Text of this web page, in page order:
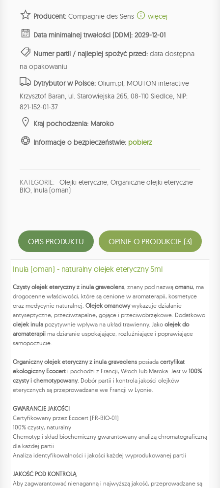
Producent: Compagnie des Sens więcej
Data minimalnej trwałości (DDM): 2029-12-01
Numer partii / najlepiej spożyć przed: data dostępna
na opakowaniu
Dytrybutor w Polsce: Olium.pl, MOUTON interactive
Krzysztof Baran, ul. Starowiejska 265, 08-110 Siedlce, NIP:
821-152-01-37
Kraj pochodzenia: Maroko
Informacje o bezpieczeństwie: pobierz
KATEGORIE: Olejki eteryczne, Organiczne olejki eteryczne
BIO, Inula (oman)
OPIS PRODUKTU OPINIE O PRODUKCIE (3)
Inula (oman) - naturalny olejek eteryczny 5ml
Czysty olejek eteryczny z inula graveolens, znany pod nazwą omanu, ma
drogocenne właściwości, które są cenione w aromaterapii, kosmetyce
oraz medycynie naturalnej. Olejek omanowywykazuje działanie
antyseptyczne, przeciwzapalne, gojące i przeciwobrzękowe. Dodatkowo
olejek inula pozytywnie wpływa na układ trawienny. Jako olejek do
aromaterapii ma działanie uspokajające, rozluźniające i poprawiające
samopoczucie.
Organiczny olejek eteryczny z inula graveolens posiada certyfikat
ekologiczny Ecocert i pochodzi z Francji, Włoch lub Maroka. Jest w 100%
czysty i chemotypowany. Dobór partii i kontrola jakości olejków
eterycznych są przeprowadzane we Francji w Lyonie.
GWARANCJE JAKOŚCI
Certyfikowany przez Ecocert (FR-BIO-01)
100% czysty, naturalny
Chemotyp i skład biochemiczny gwarantowany analizą chromatograficzną
dla każdej partii
Analiza identyfikowalności i jakości każdej wyprodukowanej partii
JAKOŚĆ POD KONTROLĄ
Aby zagwarantować nienaganną i najwyższą jakość, przeprowadzane są